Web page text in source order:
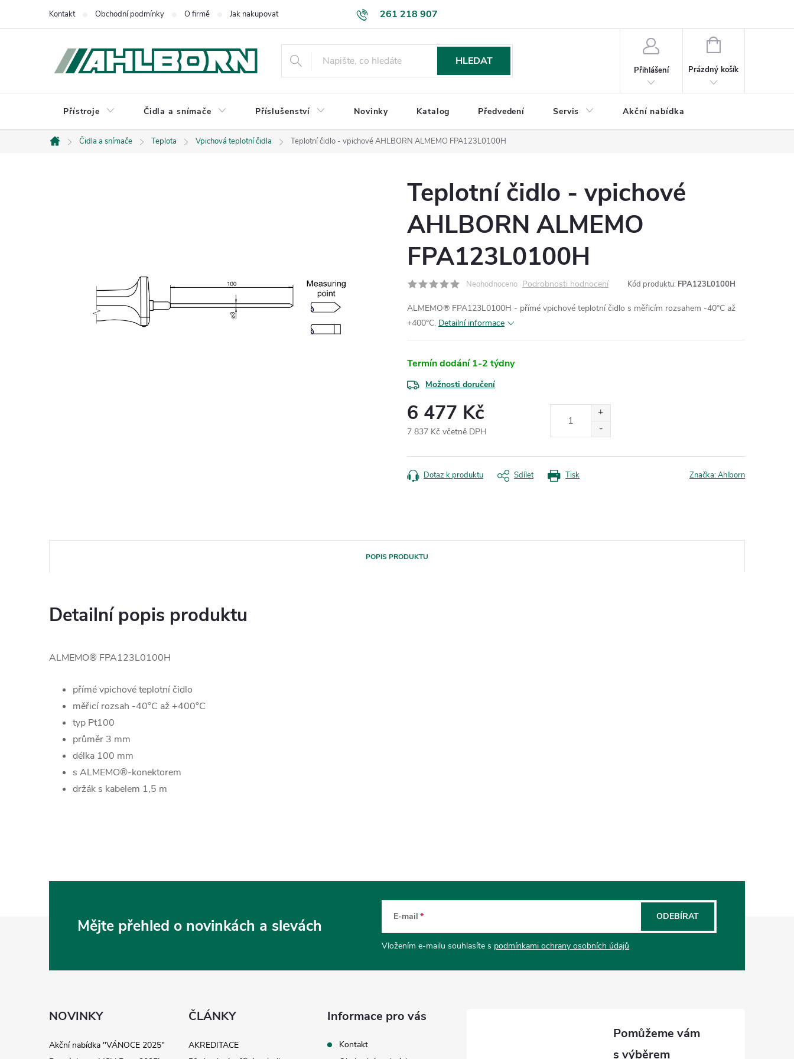
261 218 907
Kontakt Obchodní podmínky O firmě Jak nakupovat Podmínky ochrany osobních údajů Uplatnění reklamace
HLEDAT
Přihlášení
NÁKUPNÍ
Prázdný košík
Přístroje Čidla a snímače Příslušenství Novinky Katalog Předvedení Servis Akční nabídka
Domů
Čidla a snímače Teplota Vpichová teplotní čidla Teplotní čidlo - vpichové AHLBORN ALMEMO FPA123L0100H
Teplotní čidlo - vpichové
AHLBORN ALMEMO
FPA123L0100H
Neohodnoceno Podrobnosti hodnocení Kód produktu: FPA123L0100H
ALMEMO® FPA123L0100H - přímé vpichové teplotní čidlo s měřicím rozsahem -40°C až
+400°C. Detailní informace
Termín dodání 1-2 týdny
Možnosti doručení
6 477 Kč
7 837 Kč včetně DPH
cena:
Tisk
Dotaz k produktu Sdílet Značka:Ahlborn
POPIS PRODUKTU
Detailní popis produktu
ALMEMO® FPA123L0100H
přímé vpichové teplotní čidlo
měřicí rozsah -40°C až +400°C
typ Pt100
průměr 3 mm
délka 100 mm
s ALMEMO®-konektorem
držák s kabelem 1,5 m
Mějte přehled o novinkách a slevách E-mail
Vložením e-mailu souhlasíte s podmínkami ochrany osobních údajů
ODEBÍRAT
NOVINKY
Akční nabídka "VÁNOCE 2025"
ČLÁNKY
AKREDITACE
Informace pro vás
Kontakt